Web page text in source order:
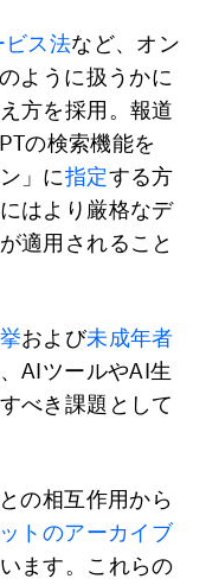
ビス法など、オン
ように扱うかに
方を採用。報道
の検索機能を
」に指定する方
はより厳格なデ
適用されること
および未成年者
AIツールやAI生
べき課題として
の相互作用から
トのアーカイブ
ます。これらの